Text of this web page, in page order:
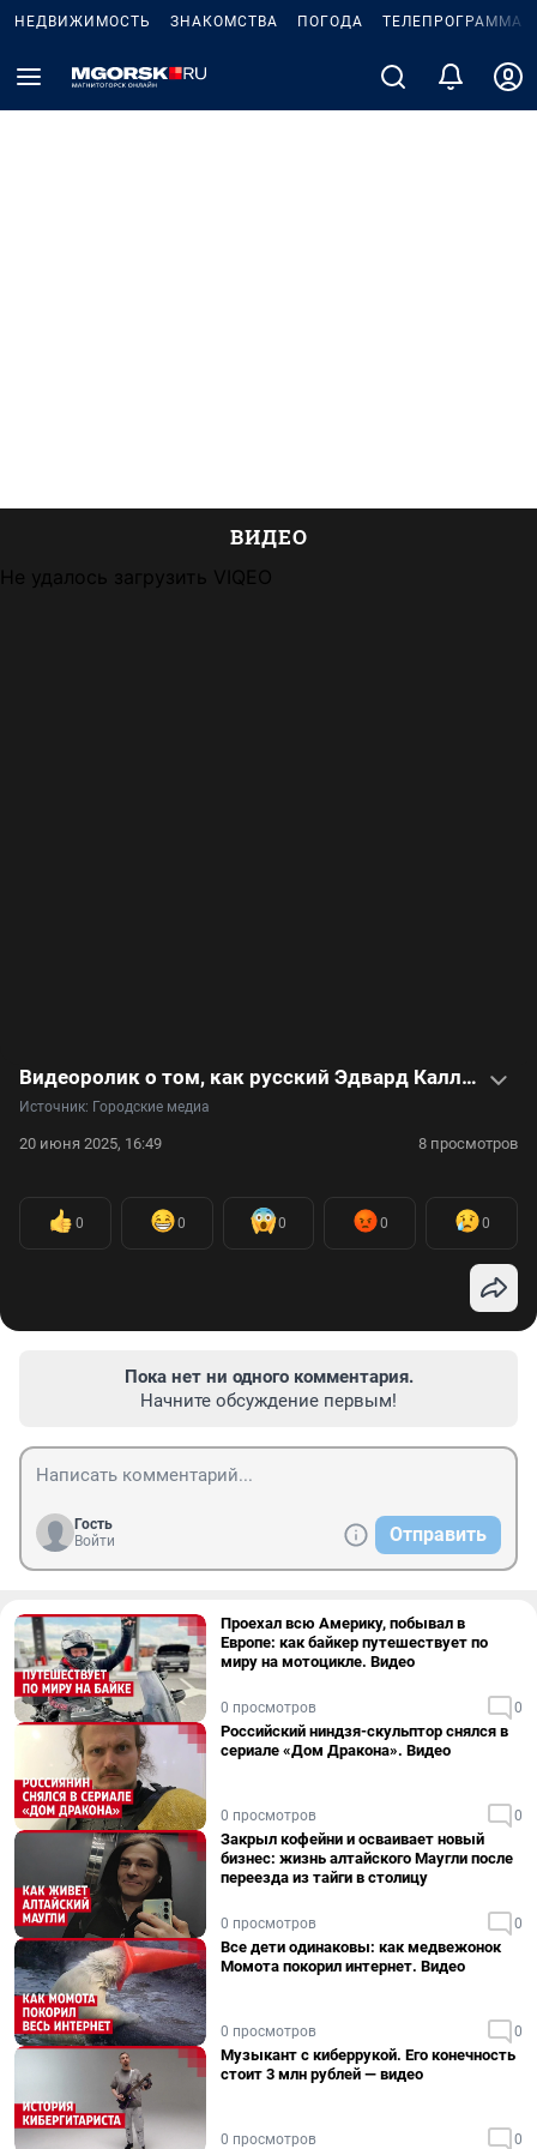
НЕДВИЖИМОСТЬ ЗНАКОМСТВА ПОГОДА ТЕЛЕПРОГРАММА
ВИДЕО
Не удалось загрузить VIQEO
Видеоролик о том, как русский Эдвард Каллен прошел путь от работника завода до звезды соцсетей
Источник: Городские медиа
20 июня 2025, 16:49 8 просмотров
0 0 0 0 0
Пока нет ни одного комментария.
Начните обсуждение первым!
Гость
Войти
Отправить
Проехал всю Америку, побывал в
Европе: как байкер путешествует по
миру на мотоцикле. Видео
0 просмотров 0
Российский ниндзя-скульптор снялся в
сериале «Дом Дракона». Видео
0 просмотров 0
Закрыл кофейни и осваивает новый
бизнес: жизнь алтайского Маугли после
переезда из тайги в столицу
0 просмотров 0
Все дети одинаковы: как медвежонок
Момота покорил интернет. Видео
0 просмотров 0
Музыкант с киберрукой. Его конечность
стоит 3 млн рублей — видео
0 просмотров 0